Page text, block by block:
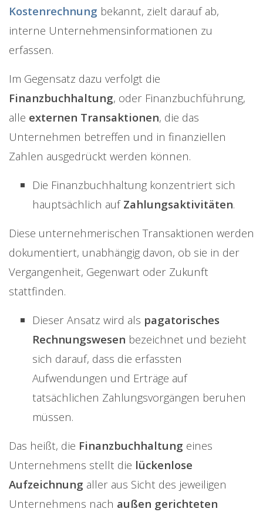
Kostenrechnung bekannt, zielt darauf ab,
interne Unternehmensinformationen zu
erfassen.
Im Gegensatz dazu verfolgt die
Finanzbuchhaltung, oder Finanzbuchführung,
alle externen Transaktionen, die das
Unternehmen betreffen und in finanziellen
Zahlen ausgedrückt werden können.
Die Finanzbuchhaltung konzentriert sich
hauptsächlich auf Zahlungsaktivitäten.
Diese unternehmerischen Transaktionen werden
dokumentiert, unabhängig davon, ob sie in der
Vergangenheit, Gegenwart oder Zukunft
stattfinden.
Dieser Ansatz wird als pagatorisches
Rechnungswesen bezeichnet und bezieht
sich darauf, dass die erfassten
Aufwendungen und Erträge auf
tatsächlichen Zahlungsvorgängen beruhen
müssen.
Das heißt, die Finanzbuchhaltung eines
Unternehmens stellt die lückenlose
Aufzeichnung aller aus Sicht des jeweiligen
Unternehmens nach außen gerichteten